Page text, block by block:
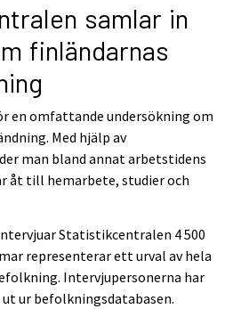
samlar in
finländarnas
en omfattande undersökning om
Med hjälp av
man bland annat arbetstidens
åt till hemarbete, studier och
Statistikcentralen 4 500
representerar ett urval av hela
Intervjupersonerna har
ur befolkningsdatabasen.